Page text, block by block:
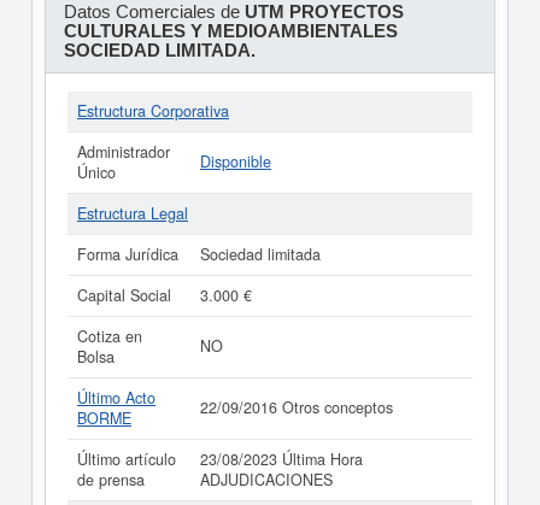
Datos Comerciales de UTM PROYECTOS
CULTURALES Y MEDIOAMBIENTALES
SOCIEDAD LIMITADA.
Estructura Corporativa
Administrador
Único
Disponible
Estructura Legal
Forma Jurídica
Sociedad limitada
Capital Social
3.000 €
Cotiza en
Bolsa
NO
Último Acto
BORME
22/09/2016 Otros conceptos
Último artículo
de prensa
23/08/2023 Última Hora
ADJUDICACIONES